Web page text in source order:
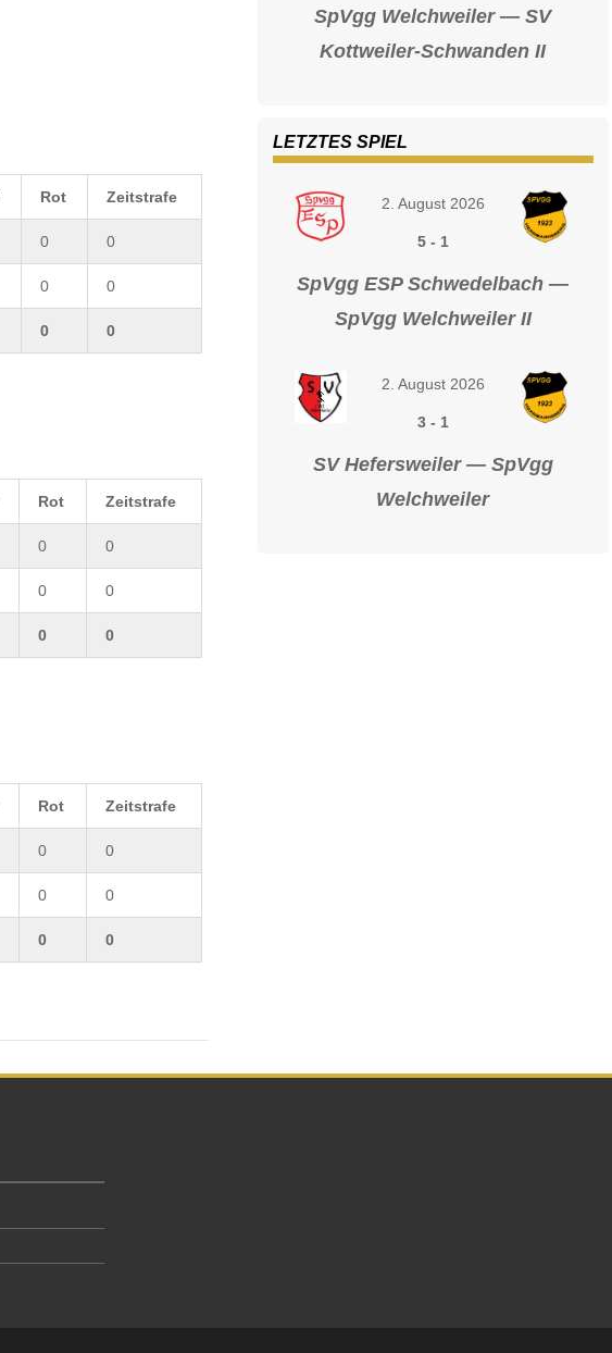
Rot Zeitstrafe
0 0
0 0
0 0
Rot Zeitstrafe
0 0
0 0
0 0
Rot Zeitstrafe
0 0
0 0
0 0
SpVgg Welchweiler — SV
Kottweiler-Schwanden II
LETZTES SPIEL
2. August 2026
5- 1
SpVgg ESP Schwedelbach —
SpVgg Welchweiler II
2. August 2026
3- 1
SV Hefersweiler — SpVgg
Welchweiler